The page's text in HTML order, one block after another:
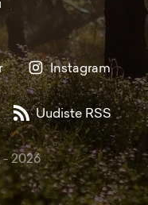
Instagram
Uudiste RSS
-2026